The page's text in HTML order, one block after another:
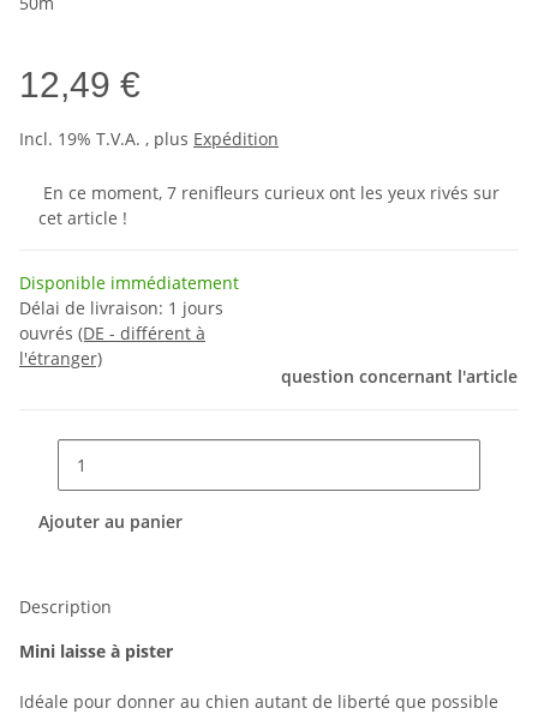
12,49 €
Incl. 19% T.V.A. , plus Expédition
En ce moment, 7 renifleurs curieux ont les yeux rivés sur
cet article !
Disponible immédiatement
Délai de livraison: 1 jours
ouvrés (DE - différent à
l'étranger)
question concernant l'article
Ajouter au panier
Description
Mini laisse à pister
Idéale pour donner au chien autant de liberté que possible